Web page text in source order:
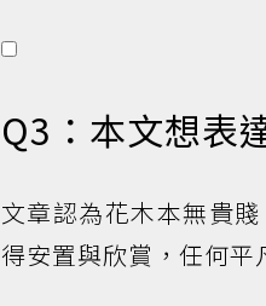
Q3：本文想表
文章認為花木本無貴
得安置與欣賞，任何平